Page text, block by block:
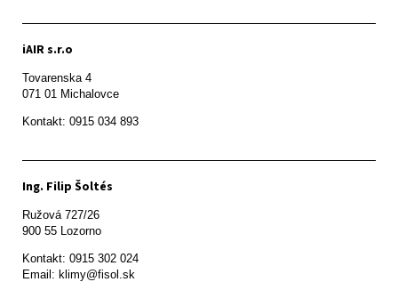
iAIR s.r.o
Tovarenska 4
071 01 Michalovce
Ing. Filip Šoltés
Ružová 727/26
900 55 Lozorno
Kontakt: 0915 302 024
Email: klimy@fisol.sk